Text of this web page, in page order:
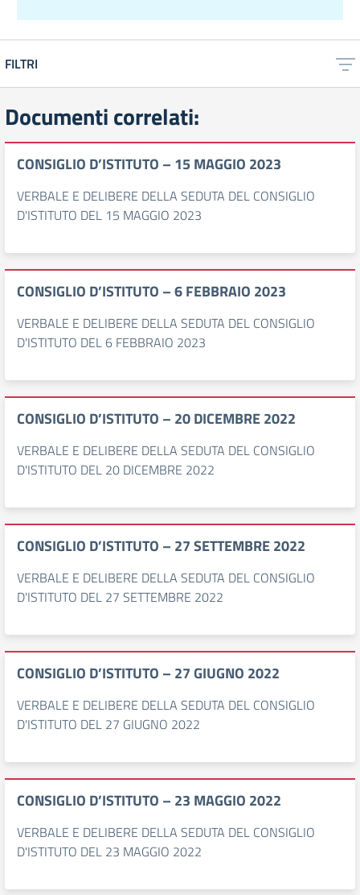
FILTRI
Documenti correlati:
CONSIGLIO D’ISTITUTO – 15 MAGGIO 2023
VERBALE E DELIBERE DELLA SEDUTA DEL CONSIGLIO
D'ISTITUTO DEL 15 MAGGIO 2023
CONSIGLIO D’ISTITUTO – 6 FEBBRAIO 2023
VERBALE E DELIBERE DELLA SEDUTA DEL CONSIGLIO
D'ISTITUTO DEL 6 FEBBRAIO 2023
CONSIGLIO D’ISTITUTO – 20 DICEMBRE 2022
VERBALE E DELIBERE DELLA SEDUTA DEL CONSIGLIO
D'ISTITUTO DEL 20 DICEMBRE 2022
CONSIGLIO D’ISTITUTO – 27 SETTEMBRE 2022
VERBALE E DELIBERE DELLA SEDUTA DEL CONSIGLIO
D'ISTITUTO DEL 27 SETTEMBRE 2022
CONSIGLIO D’ISTITUTO – 27 GIUGNO 2022
VERBALE E DELIBERE DELLA SEDUTA DEL CONSIGLIO
D'ISTITUTO DEL 27 GIUGNO 2022
CONSIGLIO D’ISTITUTO – 23 MAGGIO 2022
VERBALE E DELIBERE DELLA SEDUTA DEL CONSIGLIO
D'ISTITUTO DEL 23 MAGGIO 2022